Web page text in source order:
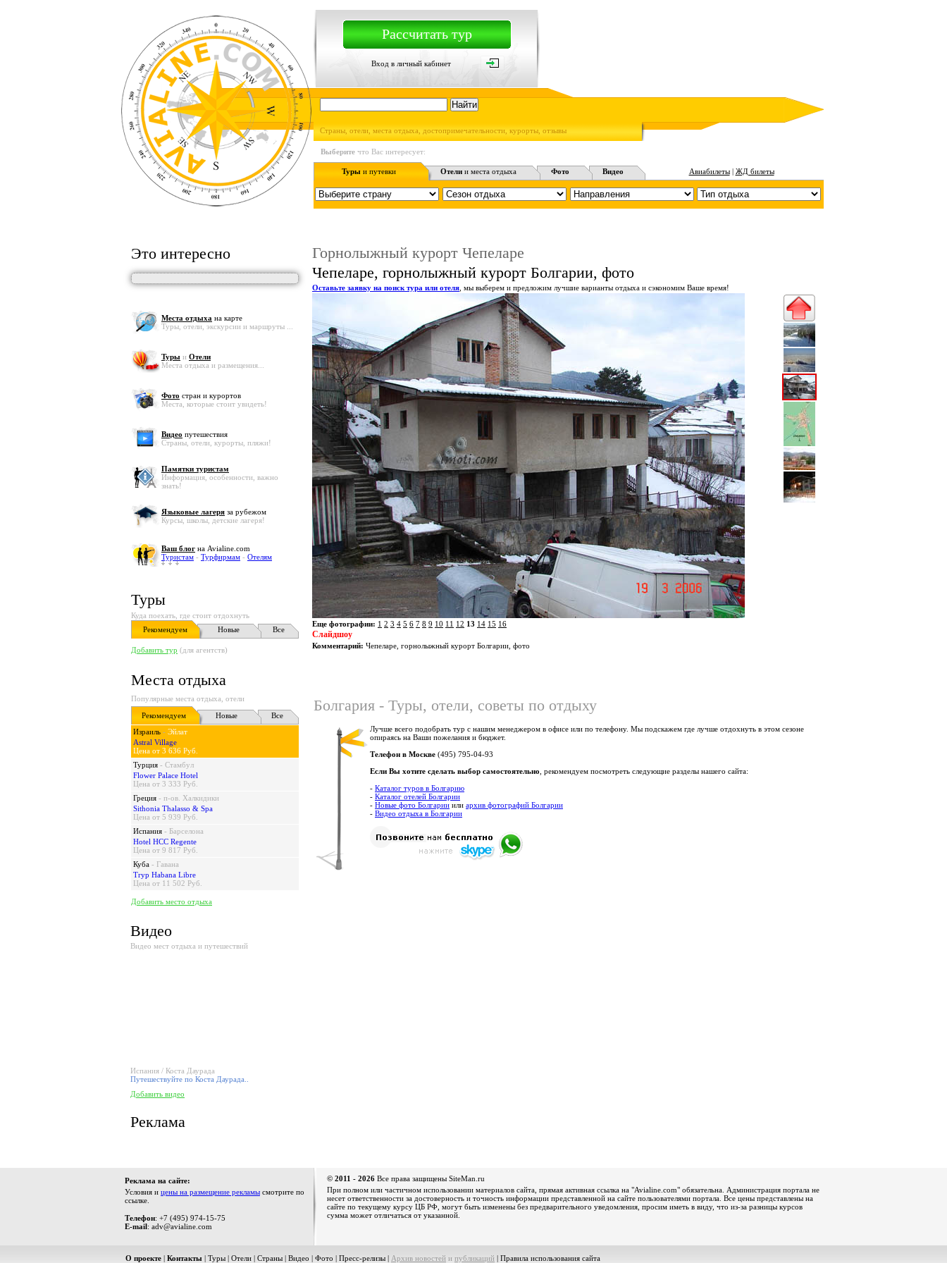
Рассчитать тур
Вход в личный кабинет
Страны, отели, места отдыха, достопримечательности, курорты, отзывы
Выберите что Вас интересует:
Турыи путевки Отели и места отдыха Фото Видео Авиабилеты| ЖД билеты
Это интересно
Места отдыха на карте
Туры, отели, экскурсии и маршруты ...
Туры и Отели
Места отдыха и размещения...
Фото стран и курортов
Места, которые стоит увидеть!
Видео путешествия
Страны, отели, курорты, пляжи!
Памятки туристам
Информация, особенности, важно
знать!
Языковые лагеря за рубежом
Курсы, школы, детские лагеря!
Ваш блог на Avialine.com
Туристам - Турфирмам - Отелям
Туры
Куда поехать, где стоит отдохнуть
Рекомендуем
Новые Все
Добавить тур (для агентств)
Места отдыха
Популярные места отдыха, отели
Рекомендуем
Новые
Все
Израиль - Эйлат
Astral Village
Цена от 3 636 Руб.
Турция - Стамбул
Flower Palace Hotel
Цена от 3 333 Руб.
Греция - п-ов. Халкидики
Sithonia Thalasso & Spa
Цена от 5 939 Руб.
Испания - Барселона
Hotel HCC Regente
Цена от 9 817 Руб.
Куба - Гавана
Tryp Habana Libre
Цена от 11 502 Руб.
Добавить место отдыха
Видео
Видео мест отдыха и путешествий
Испания / Коста Даурада
Путешествуйте по Коста Даурада..
Добавить видео
Реклама
Горнолыжный курорт Чепеларе
Чепеларе, горнолыжный курорт Болгарии, фото
Оставьте заявку на поиск тура или отеля , мы выберем и предложим лучшие варианты отдыха и сэкономим Ваше время!
Еще фотографии: 1 2 3 4 5 6 7 8 9 10 11 12 13 14 15 16
Слайдшоу
Комментарий: Чепеларе, горнолыжный курорт Болгарии, фото
Болгария - Туры, отели, советы по отдыху
Лучше всего подобрать тур с нашим менеджером в офисе или по телефону. Мы подскажем где лучше отдохнуть в этом сезоне
опираясь на Ваши пожелания и бюджет.
Телефон в Москве (495) 795-04-93
Если Вы хотите сделать выбор самостоятельно , рекомендуем посмотреть следующие разделы нашего сайта:
- Каталог туров в Болгарию
- Каталог отелей Болгарии
- Новые фото Болгарии или архив фотографий Болгарии
- Видео отдыха в Болгарии
Реклама на сайте:
Условия и цены на размещение рекламы смотрите по
ссылке.
Телефон: +7 (495) 974-15-75
E-mail: adv@avialine.com
© 2011 - 2026 Все права защищены SiteMan.ru
При полном или частичном использовании материалов сайта, прямая активная ссылка на "Avialine.com" обязательна. Администрация портала не
несет ответственности за достоверность и точность информации представленной на сайте пользователями портала. Все цены представлены на
сайте по текущему курсу ЦБ РФ, могут быть изменены без предварительного уведомления, просим иметь в виду, что из-за разницы курсов
сумма может отличаться от указанной.
О проекте | Контакты | Туры | Отели | Страны | Видео | Фото | Пресс-релизы | Архив новостей и публикаций | Правила использования сайта